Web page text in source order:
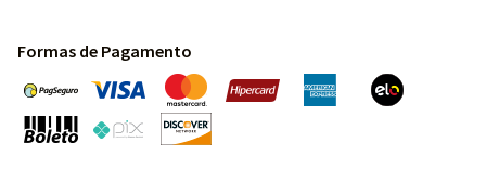
Formas de Pagamento